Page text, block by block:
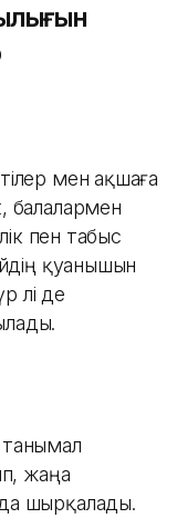
мен ақшаға
балалармен
пен табыс
қуанышын
әлі де
жаңа
шырқалады.